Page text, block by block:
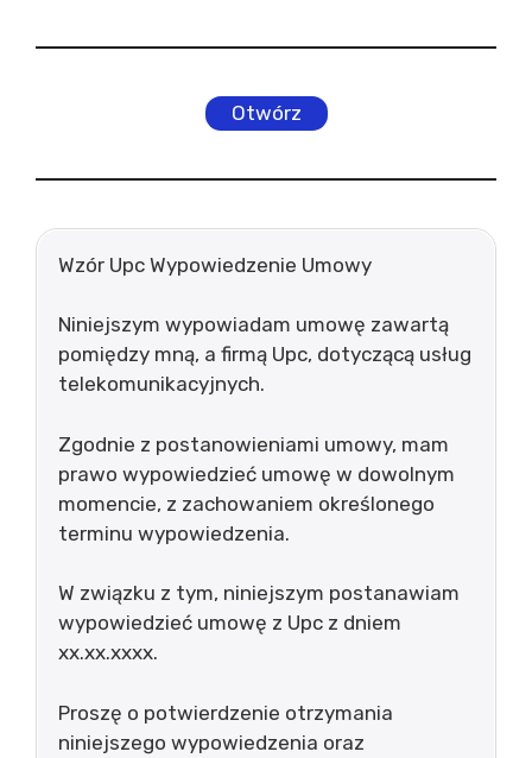
Otwórz
Wzór Upc Wypowiedzenie Umowy
Niniejszym wypowiadam umowę zawartą
pomiędzy mną, a firmą Upc, dotyczącą usług
telekomunikacyjnych.
Zgodnie z postanowieniami umowy, mam
prawo wypowiedzieć umowę w dowolnym
momencie, z zachowaniem określonego
terminu wypowiedzenia.
W związku z tym, niniejszym postanawiam
wypowiedzieć umowę z Upc z dniem
xx.xx.xxxx.
Proszę o potwierdzenie otrzymania
niniejszego wypowiedzenia oraz